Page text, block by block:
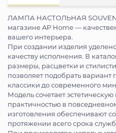
ЛАМПА НАСТОЛЬНАЯ
магазине AP Home —
вашего интерьера.
При создании изделия
качеству исполнения. В
размеры, расцветки и
позволяет подобрать вариант
классики до современного
Модель сочетает
практичностью в
изготовления обеспечивают
протяжении всего срока